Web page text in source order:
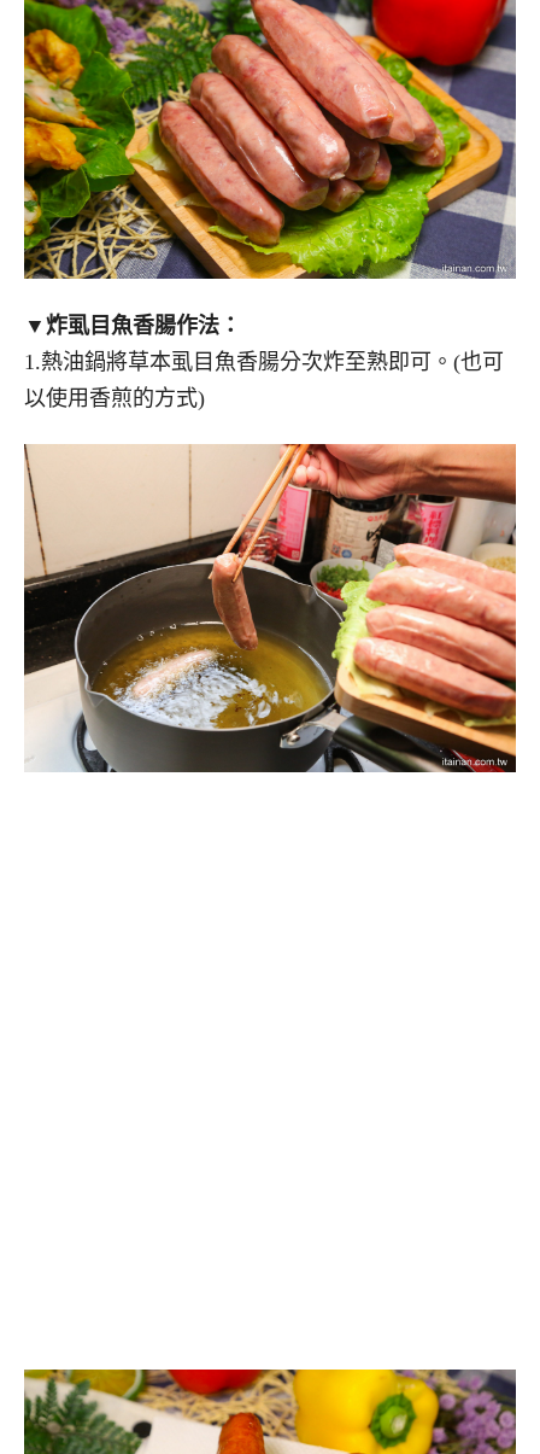
▼炸虱目魚香腸作法：
1.熱油鍋將草本虱目魚香腸分次炸至熟即可。(也可
以使用香煎的方式)